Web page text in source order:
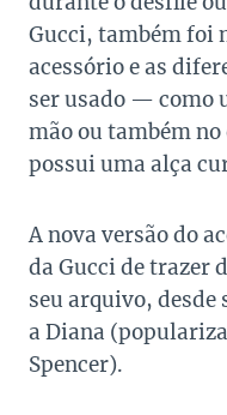
Gucci, também foi
acessório e as
ser usado — como
mão ou também
possui uma alça
A nova versão do
da Gucci de trazer
seu arquivo, desde
a Diana
Spencer).